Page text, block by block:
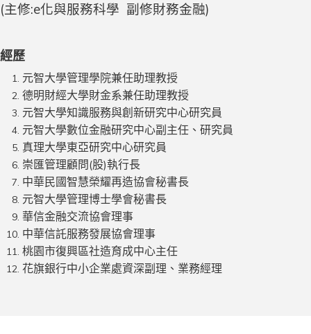
(主修:e化與服務科學 副修財務金融)
經歷
元智大學管理學院兼任助理教授
德明財經大學財金系兼任助理教授
元智大學知識服務與創新研究中心研究員
元智大學數位金融研究中心副主任、研究員
真理大學東亞研究中心研究員
崇匯管理顧問(股)執行長
中華民國智慧榮耀再造協會秘書長
元智大學管理博士學會秘書長
華信金融交流協會理事
中華信託服務發展協會理事
桃園市復興區社造育成中心主任
花旗銀行中小企業處資深副理、業務經理